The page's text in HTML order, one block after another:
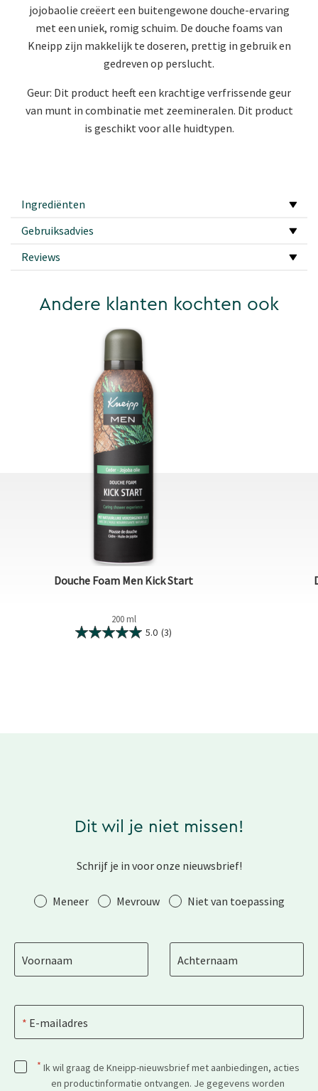
jojobaolie creëert een buitengewone douche-ervaring
met een uniek, romig schuim. De douche foams van
Kneipp zijn makkelijk te doseren, prettig in gebruik en
gedreven op perslucht.
Geur: Dit product heeft een krachtige verfrissende geur
van munt in combinatie met zeemineralen. Dit product
is geschikt voor alle huidtypen.
Ingrediënten
Gebruiksadvies
Reviews
Andere klanten kochten ook
Douche Foam Men Kick Start
200 ml
5.0 (3)
Dit wil je niet missen!
Schrijf je in voor onze nieuwsbrief!
AanhefMeneer Mevrouw Niet van toepassing
Voornaam Achternaam
E-mailadres
* Ik wil graag de Kneipp-nieuwsbrief met aanbiedingen, acties
en productinformatie ontvangen. Je gegevens worden